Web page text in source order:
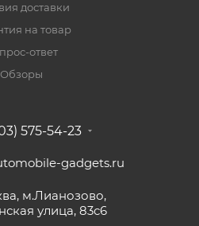
доставки
на товар
ответ
Обзоры
575-54-23
gadgets.ru
м.Лианозово,
улица, 83с6